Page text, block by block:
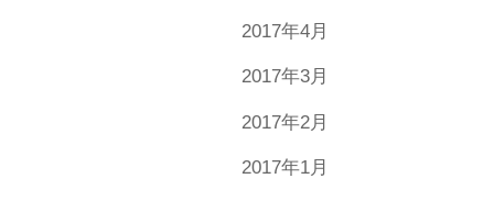
2017年4月
2017年3月
2017年2月
2017年1月